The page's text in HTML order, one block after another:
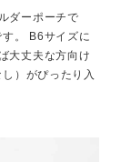
ダーポーチで
。 B6サイズに
大丈夫な方向け
）がぴったり入